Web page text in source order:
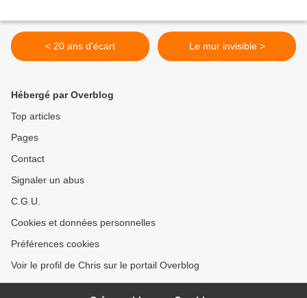
< 20 ans d'écart Le mur invisible >
Hébergé par Overblog
Top articles
Pages
Contact
Signaler un abus
C.G.U.
Cookies et données personnelles
Préférences cookies
Voir le profil de Chris sur le portail Overblog